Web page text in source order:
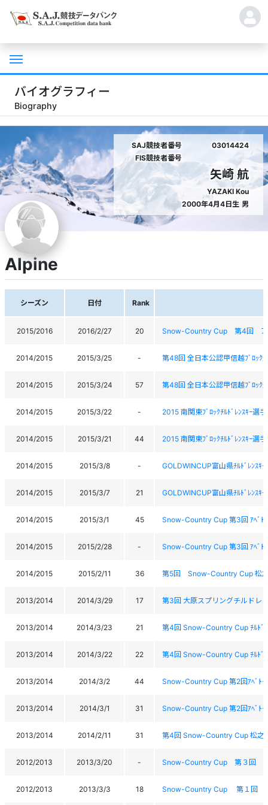
バイオグラフィー
Biography
SAJ競技者番号
03014424
FIS競技者番号
矢崎 航
YAZAKI Kou
2000年4月4日生 男
Alpine
シーズン 日付 Rank
2015/2016 2016/2/27 20 Snow-Country Cup 第4回 ア
2014/2015 2015/3/25 - 第48回 全日本公認甲信越ﾌﾞﾛｯｸ
2014/2015 2015/3/24 57 第48回 全日本公認甲信越ﾌﾞﾛｯｸ
2014/2015 2015/3/22 - 2015 南関東ﾌﾞﾛｯｸﾁﾙﾄﾞﾚﾝｽｷｰ選
2014/2015 2015/3/21 44 2015 南関東ﾌﾞﾛｯｸﾁﾙﾄﾞﾚﾝｽｷｰ選
2014/2015 2015/3/8 - GOLDWINCUP富山県ﾁﾙﾄﾞﾚﾝｽｷｰ
2014/2015 2015/3/7 21 GOLDWINCUP富山県ﾁﾙﾄﾞﾚﾝｽｷｰ
2014/2015 2015/3/1 45 Snow-Country Cup 第3回 ｱﾍﾞﾄ
2014/2015 2015/2/28 - Snow-Country Cup 第3回 ｱﾍﾞﾄ
2014/2015 2015/2/11 36 第5回 Snow-Country Cup 松
2013/2014 2014/3/29 17 第3回 大原スプリングチルドレ
2013/2014 2014/3/23 21 第4回 Snow-Country Cup ﾁﾙﾄﾞ
2013/2014 2014/3/22 22 第4回 Snow-Country Cup ﾁﾙﾄﾞ
2013/2014 2014/3/2 44 Snow-Country Cup 第2回ｱﾍﾞﾄｰ
2013/2014 2014/3/1 31 Snow-Country Cup 第2回ｱﾍﾞﾄｰ
2013/2014 2014/2/11 31 第4回 Snow-Country Cup 松之
2012/2013 2013/3/20 - Snow-Country Cup 第３回 チ
2012/2013 2013/3/3 18 Snow-Country Cup 第１回 ア